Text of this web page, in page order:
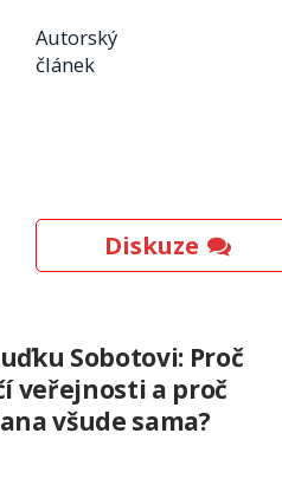
Autorský
článek
Diskuze
Sobotovi: Proč
veřejnosti a proč
všude sama?